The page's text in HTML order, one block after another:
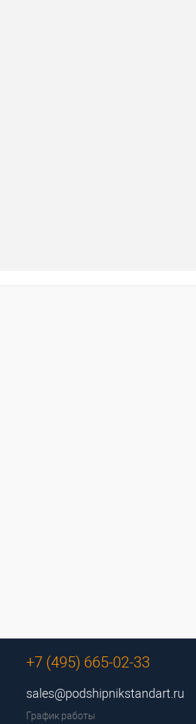
+7 (495) 665-02-33
sales@podshipnikstandart.ru
График работы